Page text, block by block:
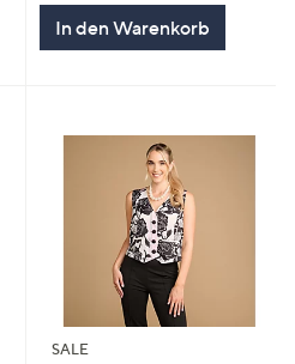
5
In den Warenkorb
SALE